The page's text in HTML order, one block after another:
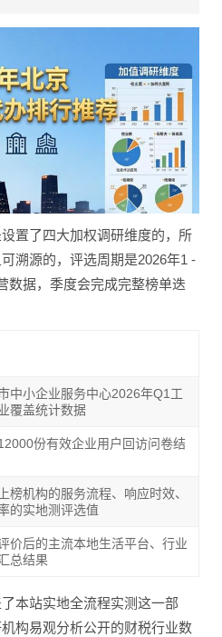
置了四大加权调研维度的，所
溯源的，评选周期是2026年1 -
数据，季度会完成完整榜单迭
中小企业服务中心2026年Q1工
覆盖统计数据
份有效企业用户回访问卷结
榜机构的服务流程、响应时效、
的实地测评选值
价后的主流本地生活平台、行业
总结果
本站实地全流程实测这一部
构易观分析公开的财税行业数